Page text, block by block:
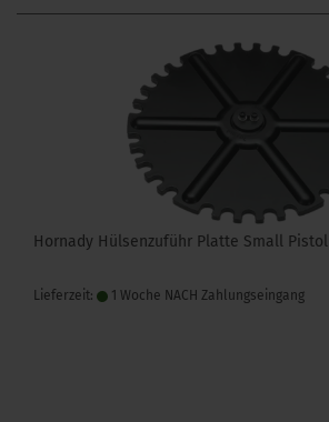
Hornady Hülsenzuführ Platte Small Pistol
Lieferzeit: 1 Woche NACH Zahlungseingang